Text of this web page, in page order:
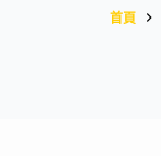
首頁